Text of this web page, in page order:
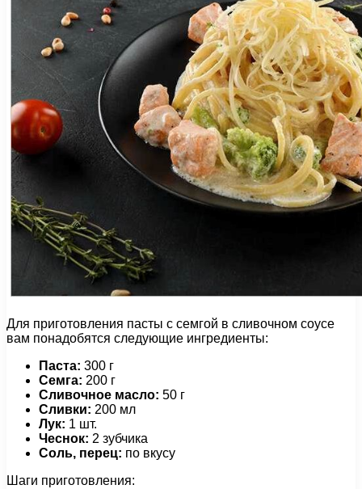
Для приготовления пасты с семгой в сливочном соусе
вам понадобятся следующие ингредиенты:
Паста: 300 г
Семга: 200 г
Сливочное масло: 50 г
Сливки: 200 мл
Лук: 1 шт.
Чеснок: 2 зубчика
Соль, перец: по вкусу
Шаги приготовления: